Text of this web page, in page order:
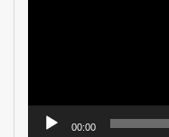
00:00